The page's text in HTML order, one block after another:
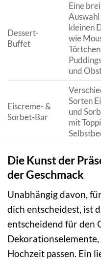
Dessert-
Buffet
Eine
Auswahl
kleinen
wie
und
Eiscreme- &
Sorbet-Bar
Sorten
und
mit
Die Kunst der
der Geschmack
Unabhängig davon,
dich entscheidest, ist
entscheidend für den
Hochzeit passen. Ein